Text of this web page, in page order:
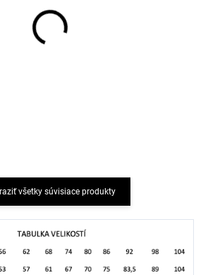
všetky súvisiace produkty